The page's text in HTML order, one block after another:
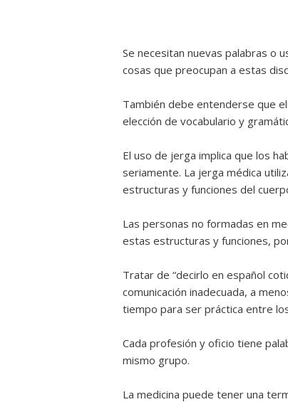
Se necesitan nuevas palabras o
cosas que preocupan a estas
También debe entenderse que
elección de vocabulario y
El uso de jerga implica que los
seriamente. La jerga médica
estructuras y funciones del
Las personas no formadas en
estas estructuras y funciones,
Tratar de “decirlo en español
comunicación inadecuada, a
tiempo para ser práctica entre
Cada profesión y oficio tiene
mismo grupo.
La medicina puede tener una